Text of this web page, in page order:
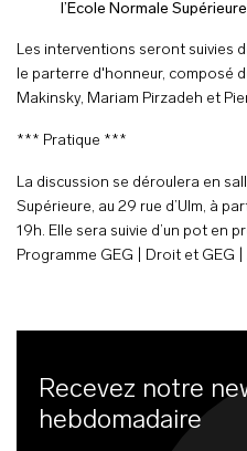
l’Ecole Normale
Les interventions seront suivies
le parterre d'honneur, composé
Makinsky, Mariam Pirzadeh et
*** Pratique ***
La discussion se déroulera en
Supérieure, au 29 rue d’Ulm, à
19h. Elle sera suivie d’un pot en
Programme GEG | Droit et GEG
Recevez notre
hebdomadaire